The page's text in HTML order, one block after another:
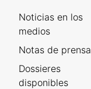
Noticias en los
medios
Notas de prensa
Dossieres
disponibles